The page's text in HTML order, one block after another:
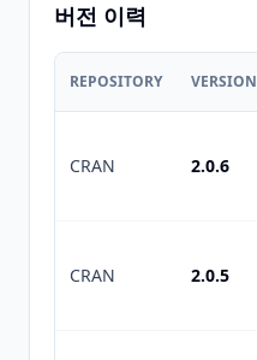
버전 이력
REPOSITORY VERSION
CRAN 2.0.6
CRAN 2.0.5